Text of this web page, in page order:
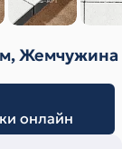
Жемчужина
онлайн